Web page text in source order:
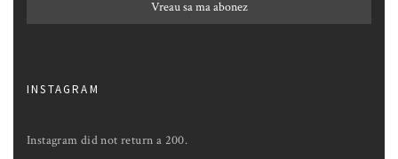
INSTAGRAM
Instagram did not return a 200.